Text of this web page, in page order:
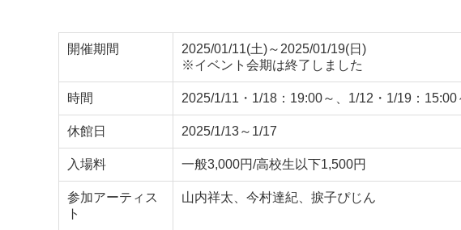
開催期間
2025/01/11(土)～2025/01/19(日)
※イベント会期は終了しました
時間 2025/1/11・1/18：19:00～、1/12・1/19：15:00
休館日 2025/1/13～1/17
入場料 一般3,000円/高校生以下1,500円
参加アーティス
ト
山内祥太、今村達紀、捩子ぴじん